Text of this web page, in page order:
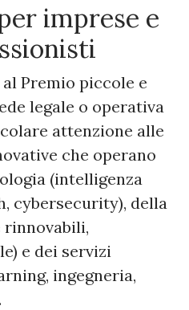
imprese e
Premio piccole e
legale o operativa
attenzione alle
che operano
(intelligenza
cybersecurity), della
rinnovabili,
e dei servizi
ingegneria,